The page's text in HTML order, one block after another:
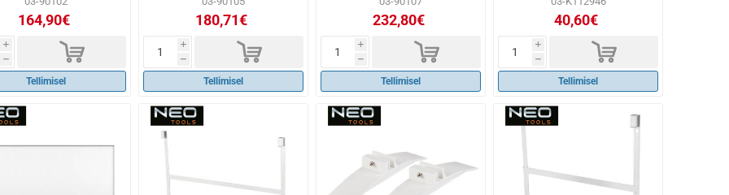
164,90€
i
h d
Tellimisel
180,71€
i
h d
Tellimisel
232,80€
i
h d
Tellimisel
40,60€
i
h d
Tellimisel